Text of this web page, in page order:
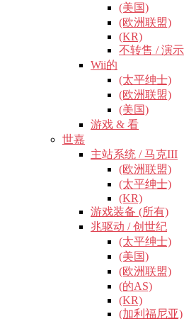
(美国)
(欧洲联盟)
(KR)
不转售 / 演示
Wii的
(太平绅士)
(欧洲联盟)
(美国)
游戏 & 看
世嘉
主站系统 / 马克III
(欧洲联盟)
(太平绅士)
(KR)
游戏装备 (所有)
兆驱动 / 创世纪
(太平绅士)
(美国)
(欧洲联盟)
(的AS)
(KR)
(加利福尼亚)